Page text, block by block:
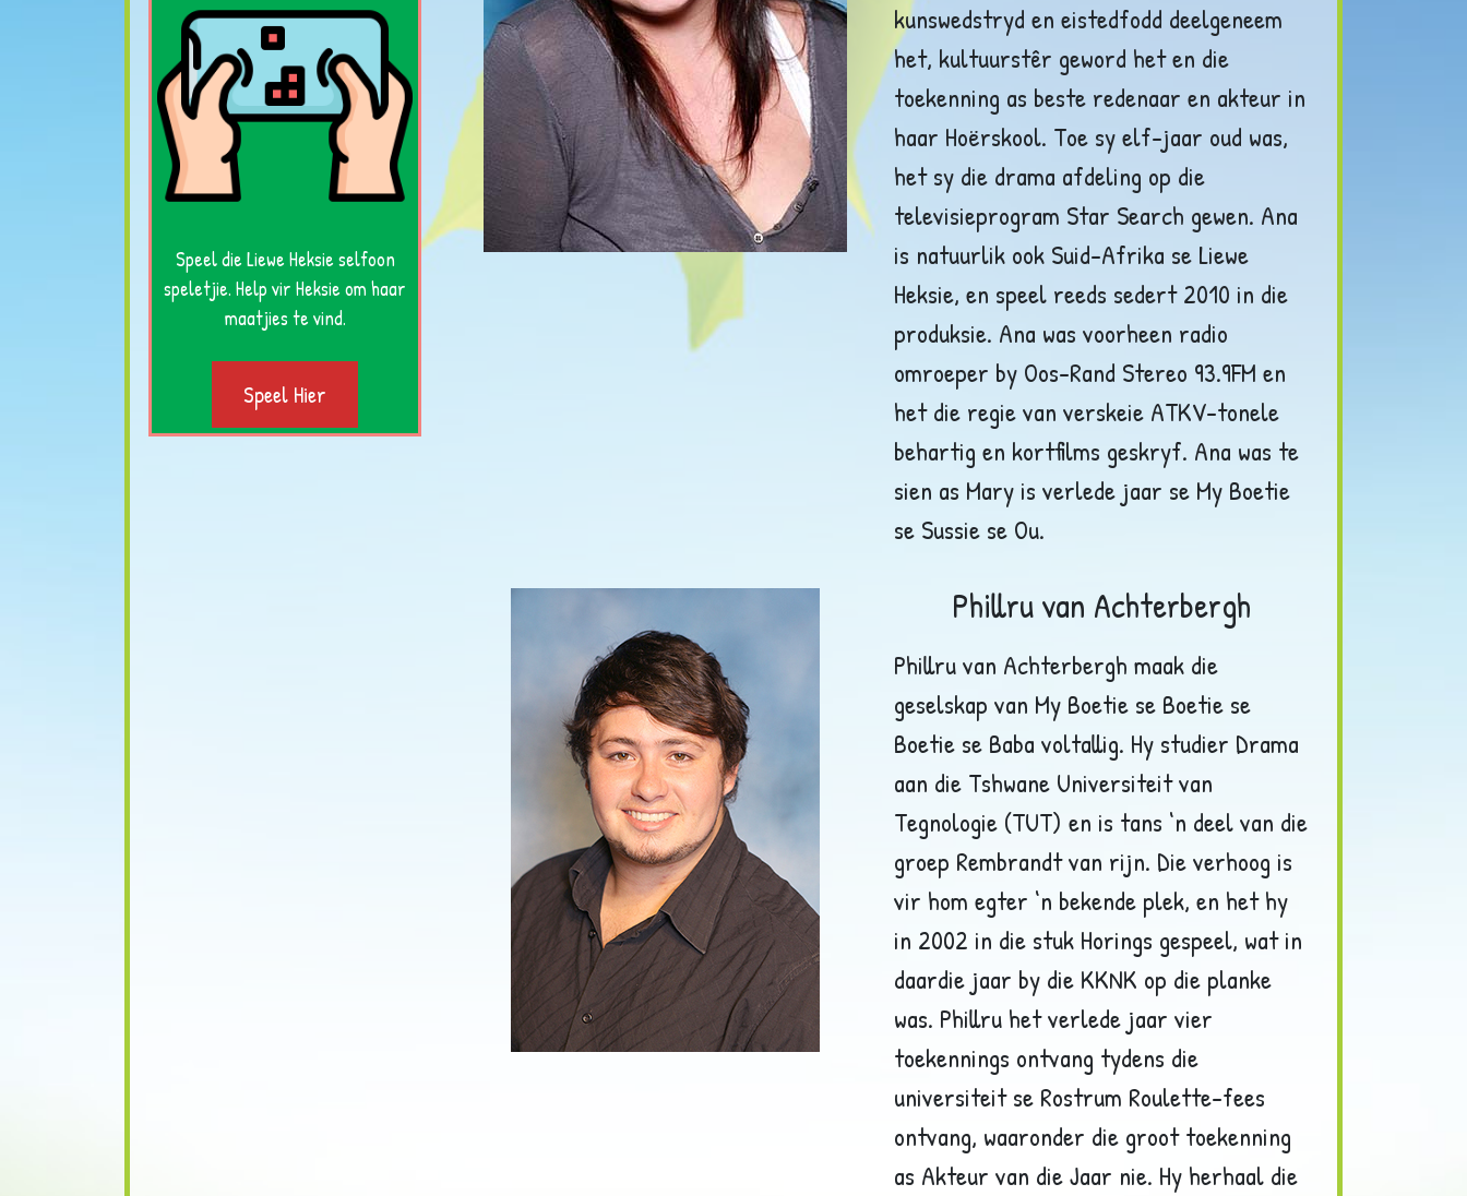
Speel die Liewe Heksie selfoon
speletjie. Help vir Heksie om haar
maatjies te vind.
Speel Hier
kunswedstryd en eistedfodd deelgeneem
het, kultuurstêr geword het en die
toekenning as beste redenaar en akteur in
haar Hoërskool. Toe sy elf-jaar oud was,
het sy die drama afdeling op die
televisieprogram Star Search gewen. Ana
is natuurlik ook Suid-Afrika se Liewe
Heksie, en speel reeds sedert 2010 in die
produksie. Ana was voorheen radio
omroeper by Oos-Rand Stereo 93.9FM en
het die regie van verskeie ATKV-tonele
behartig en kortfilms geskryf. Ana was te
sien as Mary is verlede jaar se My Boetie
se Sussie se Ou.
Phillru van Achterbergh
Phillru van Achterbergh maak die
geselskap van My Boetie se Boetie se
Boetie se Baba voltallig. Hy studier Drama
aan die Tshwane Universiteit van
Tegnologie (TUT) en is tans ‘n deel van die
groep Rembrandt van rijn. Die verhoog is
vir hom egter ‘n bekende plek, en het hy
in 2002 in die stuk Horings gespeel, wat in
daardie jaar by die KKNK op die planke
was. Phillru het verlede jaar vier
toekennings ontvang tydens die
universiteit se Rostrum Roulette-fees
ontvang, waaronder die groot toekenning
as Akteur van die Jaar nie. Hy herhaal die